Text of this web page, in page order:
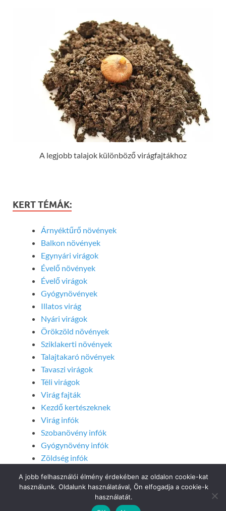
A legjobb talajok különböző virágfajtákhoz
KERT TÉMÁK:
Árnyéktűrő növények
Balkon növények
Egynyári virágok
Évelő növények
Évelő virágok
Gyógynövények
Illatos virág
Nyári virágok
Örökzöld növények
Sziklakerti növények
Talajtakaró növények
Tavaszi virágok
Téli virágok
Virág fajták
Kezdő kertészeknek
Virág infók
Szobanövény infók
Gyógynövény infók
Zöldség infók
Post Views:441
A jobb felhasználói élmény érdekében az oldalon cookie-kat
használunk. Oldalunk használatával, Ön elfogadja a cookie-k
használatát.